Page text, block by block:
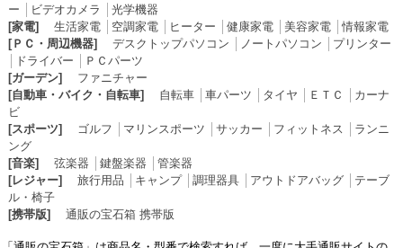
ー
ビデオカメラ
光学機器
[家電]
生活家電│ 空調家電│ ヒーター 健康家電│ 美容家電│情報家電
[ＰＣ・周辺機器]
デスクトップパソコン ノートパソコン
プリンター
ドライバー
ＰＣパーツ
[ガーデン]
ファニチャー
[自動車・バイク・自転車]
自転車│ 車パーツ タイヤ ＥＴＣ
カーナ
ビ
[スポーツ]
ゴルフ マリンスポーツ サッカー フィットネス
ランニ
ング
[音楽]
弦楽器 鍵盤楽器
管楽器
[レジャー]
旅行用品 キャンプ│ 調理器具│ アウトドアバッグ│ テーブ
ル・椅子
[携帯版]
通販の宝石箱 携帯版